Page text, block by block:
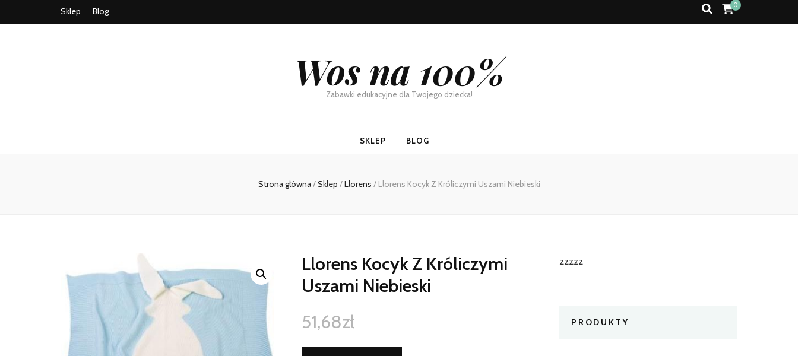
Sklep Blog
0
Wos na 100%
Zabawki edukacyjne dla Twojego dziecka!
SKLEP BLOG
Strona główna/Sklep /Llorens / Llorens Kocyk Z Króliczymi Uszami Niebieski
Llorens Kocyk Z Króliczymi
Uszami Niebieski
51,68zł
zzzzz
PRODUKTY